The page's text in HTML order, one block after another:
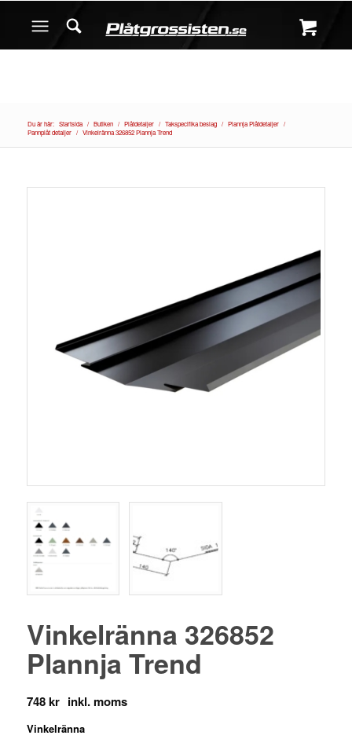
Du är här: Startsida / Butiken / Plåtdetaljer / Takspecifika beslag / Plannja Plåtdetaljer /
Pannplåt detaljer / Vinkelränna 326852 Plannja Trend
Vinkelränna 326852
Plannja Trend
748kr
Vinkelränna